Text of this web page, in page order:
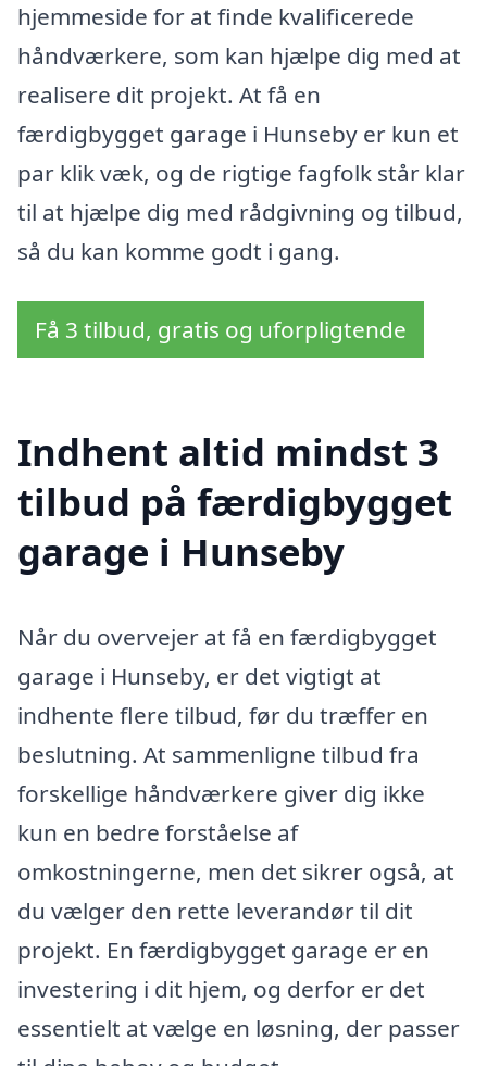
hjemmeside for at finde kvalificerede
håndværkere, som kan hjælpe dig med at
realisere dit projekt. At få en
færdigbygget garage i Hunseby er kun et
par klik væk, og de rigtige fagfolk står klar
til at hjælpe dig med rådgivning og tilbud,
så du kan komme godt i gang.
Få 3 tilbud, gratis og uforpligtende
Indhent altid mindst 3
tilbud på færdigbygget
garage i Hunseby
Når du overvejer at få en færdigbygget
garage i Hunseby, er det vigtigt at
indhente flere tilbud, før du træffer en
beslutning. At sammenligne tilbud fra
forskellige håndværkere giver dig ikke
kun en bedre forståelse af
omkostningerne, men det sikrer også, at
du vælger den rette leverandør til dit
projekt. En færdigbygget garage er en
investering i dit hjem, og derfor er det
essentielt at vælge en løsning, der passer